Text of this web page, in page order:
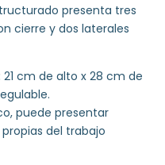
presenta tres
cierre y dos laterales
cm de alto x 28 cm de
puede presentar
del trabajo